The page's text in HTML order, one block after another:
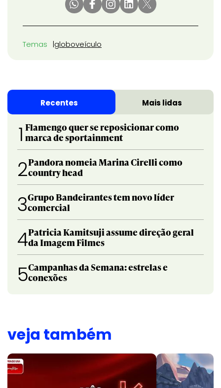
Temas globoveículo
Recentes Mais lidas
1 Flamengo quer se reposicionar como
marca de sportainment
2Pandora nomeia Marina Cirelli como
country head
3Grupo Bandeirantes tem novo líder
comercial
4Patricia Kamitsuji assume direção geral
da Imagem Filmes
5Campanhas da Semana: estrelas e
conexões
veja também